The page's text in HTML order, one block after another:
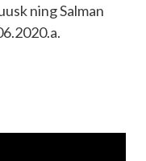
ning Salman